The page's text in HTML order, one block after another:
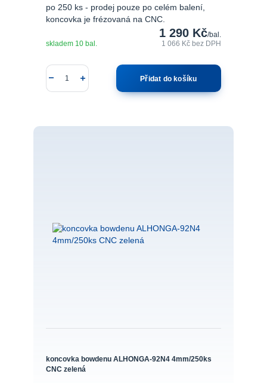
po 250 ks - prodej pouze po celém balení,
koncovka je frézovaná na CNC.
1 290 Kč/bal.
1 066 Kčbez DPH
skladem 10 bal.
Přidat do košíku
koncovka bowdenu ALHONGA-92N4 4mm/250ks
CNC zelená